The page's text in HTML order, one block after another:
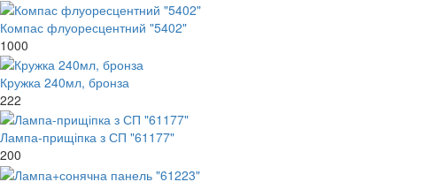
Компас флуоресцентний "5402"
1000
Кружка 240мл, бронза
222
Лампа-прищіпка з СП "61177"
200